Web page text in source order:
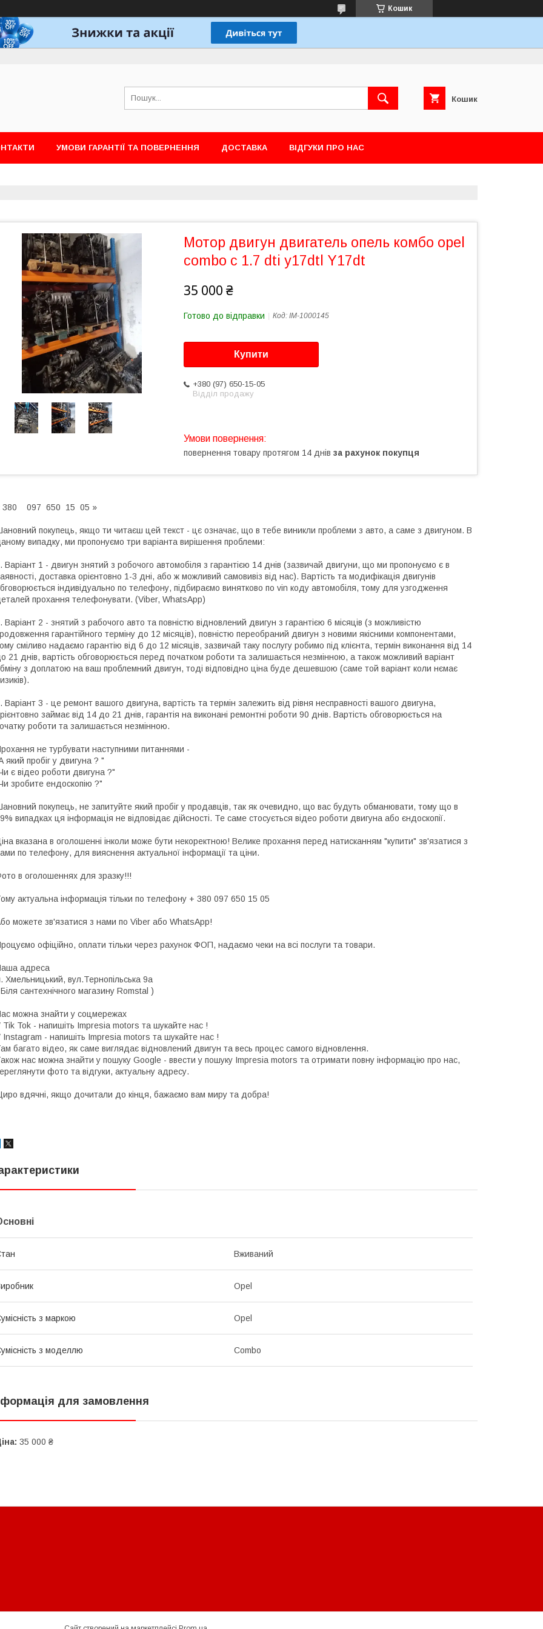
Кошик
Кошик
УМОВИ ГАРАНТІЇ ТА ПОВЕРНЕННЯ ДОСТАВКА ВІДГУКИ ПРО НАС
Мотор двигун двигатель опель комбо opel
combo c 1.7 dti y17dtl Y17dt
35 000 ₴
Готово до відправки Код: IM-1000145
Купити
+380 (97) 650-15-05
Відділ продажу
повернення товару протягом 14 днів за рахунок покупця
380 097 650 15 05 »
покупець, якщо ти читаєш цей текст - цє означає, що в тебе виникли проблеми з авто, а саме з двигуном. В
випадку, ми пропонуємо три варіанта вирішення проблеми:
Варіант 1 - двигун знятий з робочого автомобіля з гарантією 14 днів (зазвичай двигуни, що ми пропонуємо є в
доставка орієнтовно 1-3 дні, або ж можливий самовивіз від нас). Вартість та модифікація двигунів
індивідуально по телефону, підбираємо винятково по vin коду автомобіля, тому для узгодження
прохання телефонувати. (Viber, WhatsApp)
Варіант 2 - знятий з рабочого авто та повністю відновлений двигун з гарантією 6 місяців (з можливістю
гарантійного терміну до 12 місяців), повністю переобраний двигун з новими якісними компонентами,
сміливо надаємо гарантію від 6 до 12 місяців, зазвичай таку послугу робимо під клієнта, термін виконання від 14
21 днів, вартість обговорюється перед початком роботи та залишається незмінною, а також можливий варіант
з доплатою на ваш проблемний двигун, тоді відповідно ціна буде дешевшою (саме той варіант коли нємає
Варіант 3 - це ремонт вашого двигуна, вартість та термін залежить від рівня несправності вашого двигуна,
займає від 14 до 21 днів, гарантія на виконані ремонтні роботи 90 днів. Вартість обговорюється на
роботи та залишається незмінною.
не турбувати наступними питаннями -
який пробіг у двигуна ? "
є відео роботи двигуна ?"
зробите ендоскопію ?"
покупець, не запитуйте який пробіг у продавців, так як очевидно, що вас будуть обманювати, тому що в
випадках ця інформація не відповідає дійсності. Те саме стосується відео роботи двигуна або єндоскопії.
вказана в оголошенні інколи може бути некоректною! Велике прохання перед натисканням "купити" зв'язатися з
по телефону, для вияснення актуальної інформації та ціни.
в оголошеннях для зразку!!!
актуальна інформація тільки по телефону + 380 097 650 15 05
можете зв'язатися з нами по Viber або WhatsApp!
офіційно, оплати тільки через рахунок ФОП, надаємо чеки на всі послуги та товари.
адреса
Хмельницький, вул.Тернопільська 9а
сантехнічного магазину Romstal )
можна знайти у соцмережах
Tik Tok - напишіть Impresia motors та шукайте нас !
Instagram - напишіть Impresia motors та шукайте нас !
багато відео, як саме виглядає відновлений двигун та весь процес самого відновлення.
нас можна знайти у пошуку Google - ввести у пошуку Impresia motors та отримати повну інформацію про нас,
фото та відгуки, актуальну адресу.
вдячні, якщо дочитали до кінця, бажаємо вам миру та добра!
Вживаний
Opel
з маркою Opel
з моделлю Combo
для замовлення
35 000 ₴